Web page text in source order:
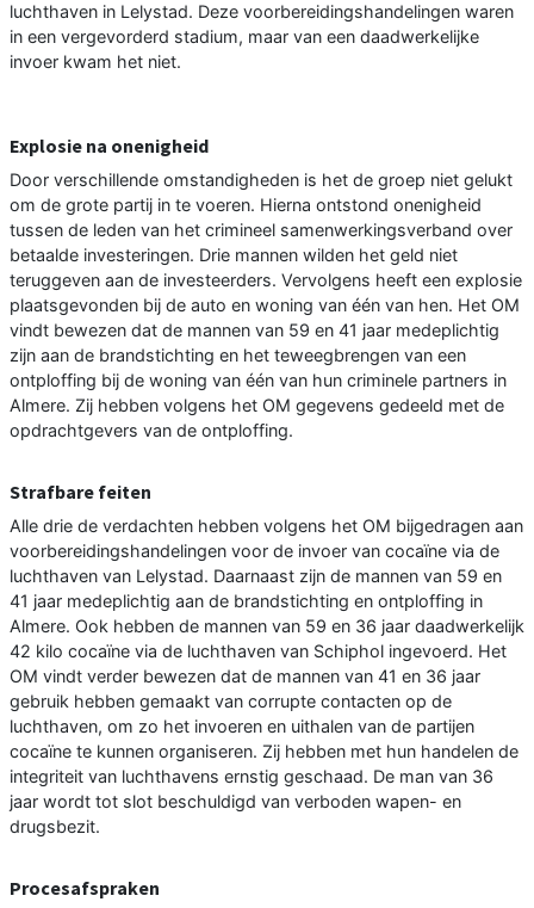
luchthaven in Lelystad. Deze voorbereidingshandelingen waren
in een vergevorderd stadium, maar van een daadwerkelijke
invoer kwam het niet.
Explosie na onenigheid
Door verschillende omstandigheden is het de groep niet gelukt
om de grote partij in te voeren. Hierna ontstond onenigheid
tussen de leden van het crimineel samenwerkingsverband over
betaalde investeringen. Drie mannen wilden het geld niet
teruggeven aan de investeerders. Vervolgens heeft een explosie
plaatsgevonden bij de auto en woning van één van hen. Het OM
vindt bewezen dat de mannen van 59 en 41 jaar medeplichtig
zijn aan de brandstichting en het teweegbrengen van een
ontploffing bij de woning van één van hun criminele partners in
Almere. Zij hebben volgens het OM gegevens gedeeld met de
opdrachtgevers van de ontploffing.
Strafbare feiten
Alle drie de verdachten hebben volgens het OM bijgedragen aan
voorbereidingshandelingen voor de invoer van cocaïne via de
luchthaven van Lelystad. Daarnaast zijn de mannen van 59 en
41 jaar medeplichtig aan de brandstichting en ontploffing in
Almere. Ook hebben de mannen van 59 en 36 jaar daadwerkelijk
42 kilo cocaïne via de luchthaven van Schiphol ingevoerd. Het
OM vindt verder bewezen dat de mannen van 41 en 36 jaar
gebruik hebben gemaakt van corrupte contacten op de
luchthaven, om zo het invoeren en uithalen van de partijen
cocaïne te kunnen organiseren. Zij hebben met hun handelen de
integriteit van luchthavens ernstig geschaad. De man van 36
jaar wordt tot slot beschuldigd van verboden wapen- en
drugsbezit.
Procesafspraken